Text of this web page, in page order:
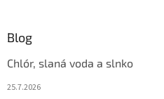
Blog
Chlór, slaná voda a slnko
25.7.2026